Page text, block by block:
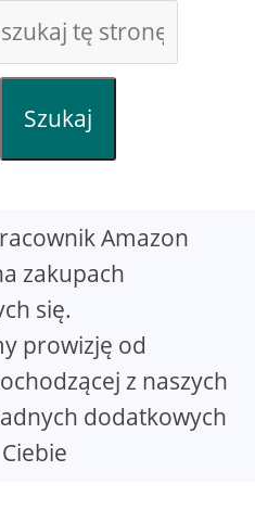
Szukaj
Amazon
zakupach
się.
prowizję od
z naszych
dodatkowych